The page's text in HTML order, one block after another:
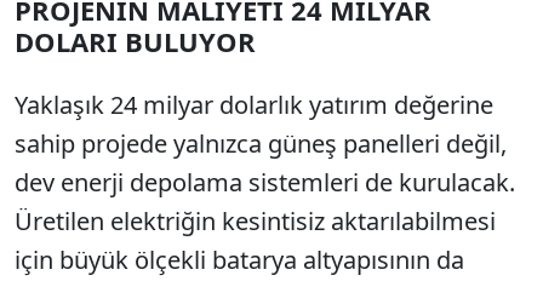
PROJENİN MALİYETİ 24 MİLYAR
DOLARI BULUYOR
Yaklaşık 24 milyar dolarlık yatırım değerine
sahip projede yalnızca güneş panelleri değil,
dev enerji depolama sistemleri de kurulacak.
Üretilen elektriğin kesintisiz aktarılabilmesi
için büyük ölçekli batarya altyapısının da